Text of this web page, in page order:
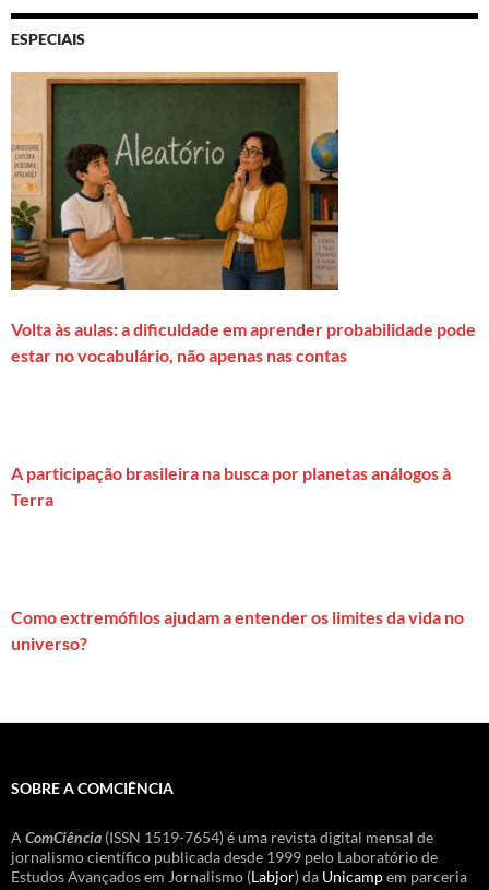
ESPECIAIS
Volta às aulas: a dificuldade em aprender probabilidade pode
estar no vocabulário, não apenas nas contas
A participação brasileira na busca por planetas análogos à
Terra
Como extremófilos ajudam a entender os limites da vida no
universo?
SOBRE A COMCIÊNCIA
A ComCiência (ISSN 1519-7654) é uma revista digital mensal de
jornalismo científico publicada desde 1999 pelo Laboratório de
Estudos Avançados em Jornalismo (Labjor) da Unicampem parceria